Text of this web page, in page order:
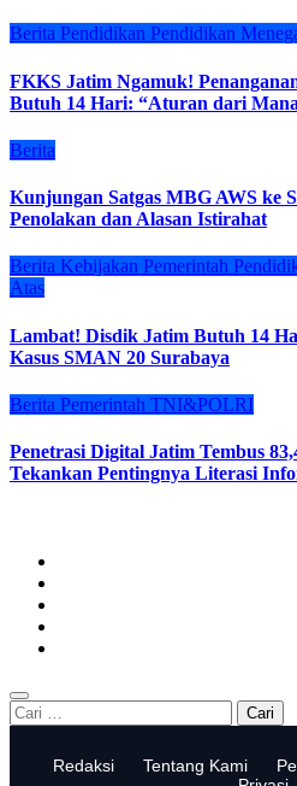
Berita Pendidikan Pendidikan
FKKS Jatim Ngamuk!
Butuh 14 Hari: “Aturan dari
Berita
Kunjungan Satgas MBG AWS ke
Penolakan dan Alasan Istirahat
Berita Kebijakan Pemerintah
Atas
Lambat! Disdik Jatim Butuh 14
Kasus SMAN 20 Surabaya
Berita Pemerintah TNI&POLRI
Penetrasi Digital Jatim Tembus
Tekankan Pentingnya Literasi
Cari
untuk:
Redaksi Tentang Kami